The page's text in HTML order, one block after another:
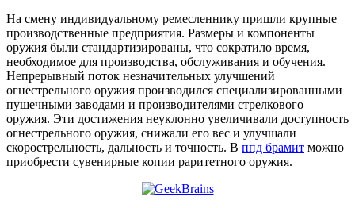
На смену индивидуальному ремесленнику пришли крупные
производственные предприятия. Размеры и компоненты
оружия были стандартизированы, что сократило время,
необходимое для производства, обслуживания и обучения.
Непрерывный поток незначительных улучшений
огнестрельного оружия производился специализированными
пушечными заводами и производителями стрелкового
оружия. Эти достижения неуклонно увеличивали доступность
огнестрельного оружия, снижали его вес и улучшали
скорострельность, дальность и точность. В ппд брамит можно
приобрести сувенирные копии раритетного оружия.